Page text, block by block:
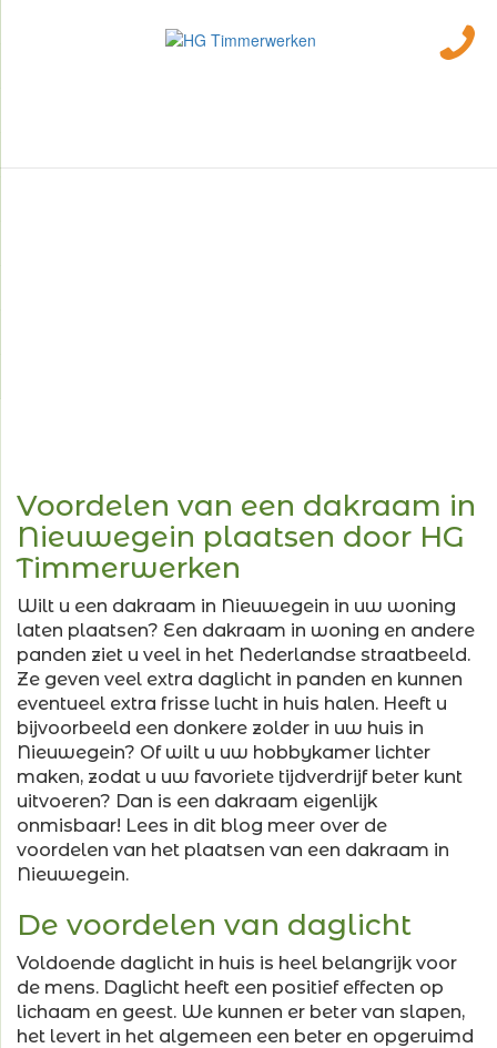
Voordelen van een dakraam in
Nieuwegein plaatsen door HG
Timmerwerken
Wilt u een dakraam in Nieuwegein in uw woning
laten plaatsen? Een dakraam in woning en andere
panden ziet u veel in het Nederlandse straatbeeld.
Ze geven veel extra daglicht in panden en kunnen
eventueel extra frisse lucht in huis halen. Heeft u
bijvoorbeeld een donkere zolder in uw huis in
Nieuwegein? Of wilt u uw hobbykamer lichter
maken, zodat u uw favoriete tijdverdrijf beter kunt
uitvoeren? Dan is een dakraam eigenlijk
onmisbaar! Lees in dit blog meer over de
voordelen van het plaatsen van een dakraam in
Nieuwegein.
De voordelen van daglicht
Voldoende daglicht in huis is heel belangrijk voor
de mens. Daglicht heeft een positief effecten op
lichaam en geest. We kunnen er beter van slapen,
het levert in het algemeen een beter en opgeruimd